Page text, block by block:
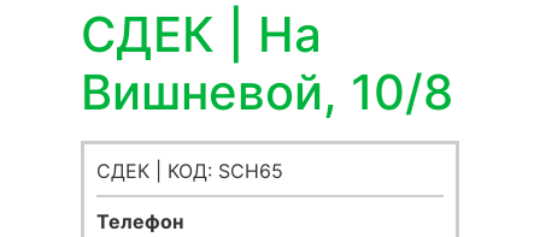
СДЕК | На
Вишневой, 10/8
СДЕК | КОД: SCH65
Телефон